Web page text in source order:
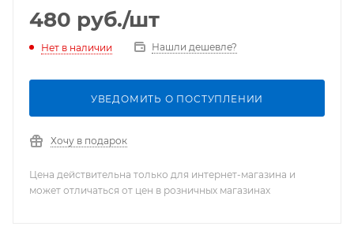
480 руб./шт
Нет в наличии Нашли дешевле?
УВЕДОМИТЬ О ПОСТУПЛЕНИИ
Хочу в подарок
Цена действительна только для интернет-магазина и
может отличаться от цен в розничных магазинах